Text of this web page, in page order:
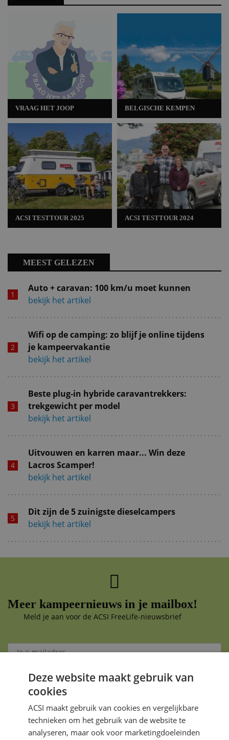
VRAAG HET JOOP
ACSI TESTTOUR 2025
BELGISCHE KEMPEN
ACSI TESTTOUR 2024
MEEST GELEZEN
Auto + caravan: 100 km/u moet kunnen
bekijk het artikel
Wifi op de camping: zo blijf je online tijdens
je kampeervakantie
bekijk het artikel
Beste plug-in hybride caravantrekkers:
trekgewicht per model
bekijk het artikel
Uitvouwen en karren maar... Win deze
Lacros Scamper!
bekijk het artikel
Dit zijn de 5 zuinigste dieselcampers
bekijk het artikel
Meer kampeernieuws in je mailbox!
Meld je aan voor de ACSI FreeLife-nieuwsbrief
Aanmelden
Je gegevens zijn veilig en worden niet gedeeld met anderen
Deze website maakt gebruik van
cookies
ACSI maakt gebruik van cookies en vergelijkbare
technieken om het gebruik van de website te
analyseren, maar ook voor marketingdoeleinden